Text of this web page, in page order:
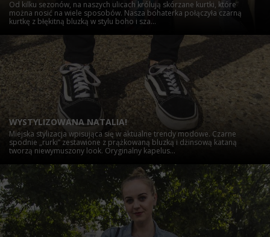
Od kilku sezonów, na naszych ulicach królują skórzane kurtki, które
można nosić na wiele sposobów. Nasza bohaterka połączyła czarną
kurtkę z błękitną bluzką w stylu boho i sza...
WYSTYLIZOWANA NATALIA!
Miejska stylizacja wpisująca się w aktualne trendy modowe. Czarne
spodnie „rurki” zestawione z prążkowaną bluzką i dżinsową kataną
tworzą niewymuszony look. Oryginalny kapelus...